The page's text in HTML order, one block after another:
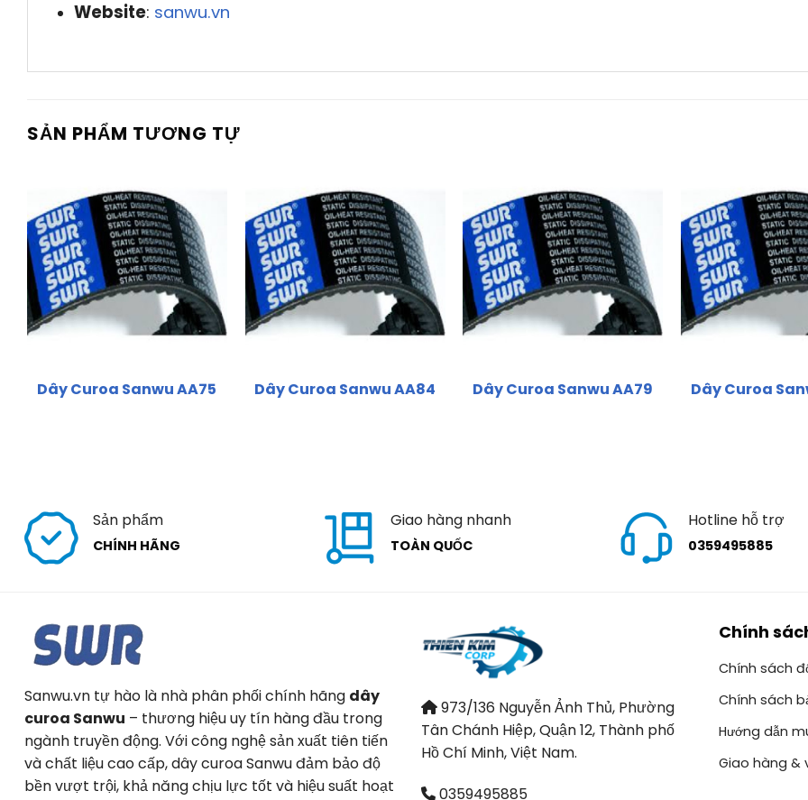
Website: sanwu.vn
SẢN PHẨM TƯƠNG TỰ
Dây Curoa Sanwu AA75 Dây Curoa Sanwu AA84 Dây Curoa Sanwu AA79 Dây Curoa
Sản phẩm
CHÍNH HÃNG
Giao hàng nhanh
TOÀN QUỐC
Hotline hỗ trợ
0359495885
Sanwu.vn tự hào là nhà phân phối chính hãng dây
curoa Sanwu – thương hiệu uy tín hàng đầu trong
ngành truyền động. Với công nghệ sản xuất tiên tiến
và chất liệu cao cấp, dây curoa Sanwu đảm bảo độ
bền vượt trội, khả năng chịu lực tốt và hiệu suất hoạt
973/136 Nguyễn Ảnh Thủ, Phường
Tân Chánh Hiệp, Quận 12, Thành phố
Hồ Chí Minh, Việt Nam.
0359495885
Chính
Chính sách
Chính sách
Hướng dẫn
Giao hàng &